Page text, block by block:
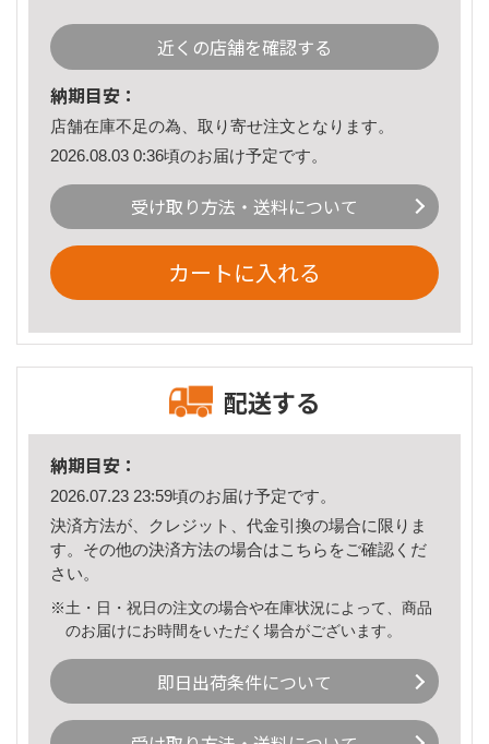
近くの店舗を確認する
納期目安：
店舗在庫不足の為、取り寄せ注文となります。
2026.08.03 0:36頃のお届け予定です。
受け取り方法・送料について
カートに入れる
配送する
納期目安：
2026.07.23 23:59頃のお届け予定です。
決済方法が、クレジット、代金引換の場合に限りま
す。その他の決済方法の場合はこちら をご確認くだ
さい。
※土・日・祝日の注文の場合や在庫状況によって、商品
のお届けにお時間をいただく場合がございます。
即日出荷条件について